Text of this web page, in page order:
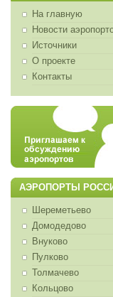
На главную
Новости
Источники
О проекте
Контакты
АЭРОПОРТЫ
Шереметьево
Домодедово
Внуково
Пулково
Толмачево
Кольцово